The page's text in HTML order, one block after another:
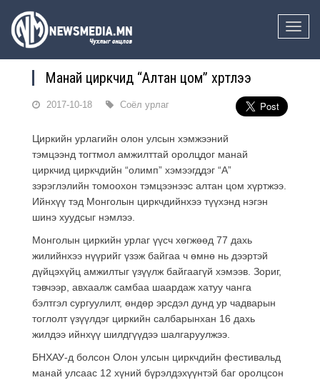
Toggle
Манай циркчид “Алтан цом” хүртлээ
2017-10-18 Соёл урлаг
Циркийн урлагийн олон улсын хэмжээний
тэмцээнд тогтмол амжилттай оролцдог манай
циркчид циркчдийн “олимп” хэмээгддэг “А”
зэрэглэлийн томоохон тэмцээнээс алтан цом хүртжээ.
Ийнхүү тэд Монголын циркчдийнхээ түүхэнд нэгэн
шинэ хуудсыг нэмлээ.
Монголын циркийн урлаг үүсч хөгжөөд 77 дахь
жилийнхээ нүүрийг үзэж байгаа ч өмнө нь дээртэй
дүйцэхүйц амжилтыг үзүүлж байгаагүй хэмээв. Зориг,
тэвчээр, авхаалж самбаа шаардаж хатуу чанга
бэлтгэл сургуулилт, өндөр эрсдэл дунд ур чадварын
тоглолт үзүүлдэг циркийн салбарынхан 16 дахь
жилдээ ийнхүү шилдгүүдээ шалгаруулжээ.
БНХАУ-д болсон Олон улсын циркчдийн фестивальд
манай улсаас 12 хүний бүрэлдэхүүнтэй баг оролцсон